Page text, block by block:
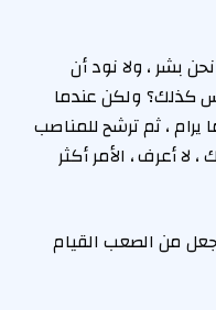
بشر ، ولا نود أن
كذلك؟ ولكن عندما
، ثم ترشح للمناصب
لا أعرف ، الأمر أكثر
من الصعب القيام